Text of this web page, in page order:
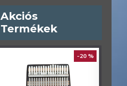
Akciós
Termékek
-20 %